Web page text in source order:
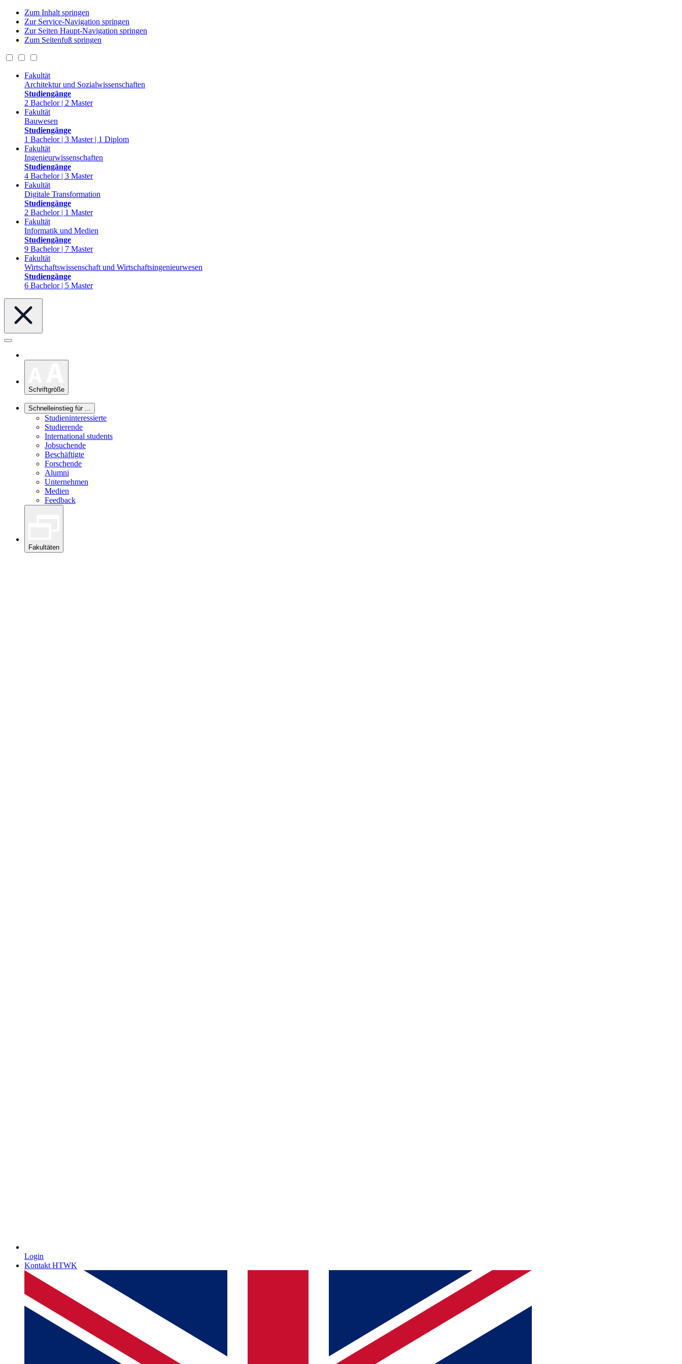
Zum Inhalt springen
Zur Service-Navigation springen
Zur Seiten Haupt-Navigation springen
Zum Seitenfuß springen
Fakultät
Architektur und Sozialwissenschaften
Studiengänge
2 Bachelor | 2 Master
Fakultät
Bauwesen
Studiengänge
1 Bachelor | 3 Master | 1 Diplom
Fakultät
Ingenieurwissenschaften
Studiengänge
4 Bachelor | 3 Master
Fakultät
Digitale Transformation
Studiengänge
2 Bachelor | 1 Master
Fakultät
Informatik und Medien
Studiengänge
9 Bachelor | 7 Master
Fakultät
Wirtschaftswissenschaft und Wirtschaftsingenieurwesen
Studiengänge
6 Bachelor | 5 Master
Schriftgröße
Schnelleinstieg für ...
Studieninteressierte
Studierende
International students
Jobsuchende
Beschäftigte
Forschende
Alumni
Unternehmen
Medien
Feedback
Fakultäten
Login
Kontakt HTWK